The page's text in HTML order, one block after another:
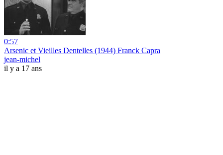
0:57
Arsenic et Vieilles Dentelles (1944) Franck Capra
jean-michel
il y a 17 ans